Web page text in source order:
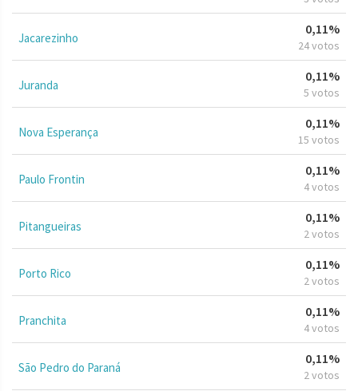
Jacarezinho
0,11%
24 votos
Juranda
0,11%
5 votos
Nova Esperança
0,11%
15 votos
Paulo Frontin
0,11%
4 votos
Pitangueiras
0,11%
2 votos
Porto Rico
0,11%
2 votos
Pranchita
0,11%
4 votos
São Pedro do Paraná
0,11%
2 votos